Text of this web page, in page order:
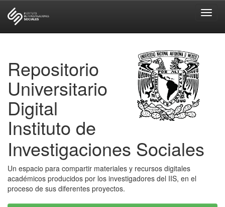
Repositorio
Universitario
Digital
Instituto de
Investigaciones Sociales
Un espacio para compartir materiales y recursos digitales
académicos producidos por los investigadores del IIS, en el
proceso de sus diferentes proyectos.